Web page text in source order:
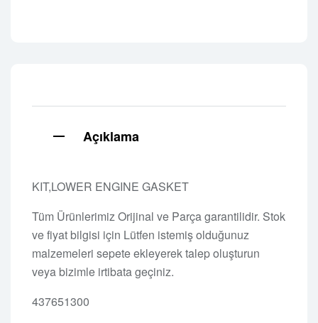
Açıklama
KIT,LOWER ENGINE GASKET
Tüm Ürünlerimiz Orijinal ve Parça garantilidir. Stok
ve fiyat bilgisi için Lütfen istemiş olduğunuz
malzemeleri sepete ekleyerek talep oluşturun
veya bizimle irtibata geçiniz.
437651300